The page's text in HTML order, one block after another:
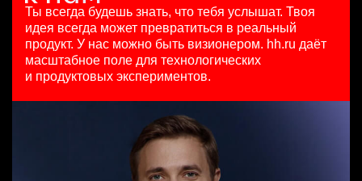
сегодня
150000 ₽
Санкт-Петербург
HeadHunter::Коммерческий департамент
15000000 so'm
Менеджер по продажам B2B (сегмент SMB)
HeadHunter::Телефонные продажи
5 авг. 2026
з/п не указана
Москва
Team Lead TrustML
HeadHunter::Analytics/Data Science
29 июл. 2026
Москва
Ты всегда будешь знать, что тебя услышат. Твоя
идея всегда может превратиться в реальный
продукт. У нас можно быть визионером. hh.ru даёт
масштабное поле для технологических
и продуктовых экспериментов.